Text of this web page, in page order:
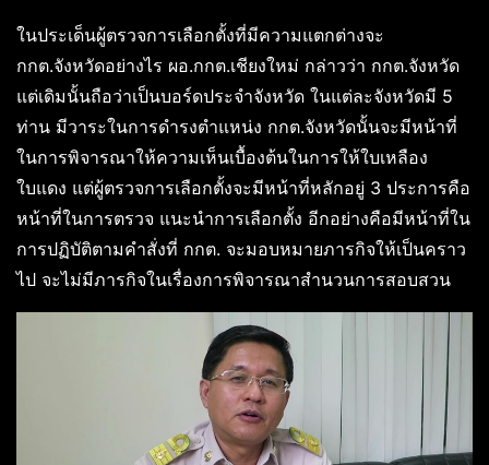
ในประเด็นผู้ตรวจการเลือกตั้งที่มีความแตกต่างจะ
กกต.จังหวัดอย่างไร ผอ.กกต.เชียงใหม่ กล่าวว่า กกต.จังหวัด
แต่เดิมนั้นถือว่าเป็นบอร์ดประจำจังหวัด ในแต่ละจังหวัดมี 5
ท่าน มีวาระในการดำรงตำแหน่ง กกต.จังหวัดนั้นจะมีหน้าที่
ในการพิจารณาให้ความเห็นเบื้องต้นในการให้ใบเหลือง
ใบแดง แต่ผู้ตรวจการเลือกตั้งจะมีหน้าที่หลักอยู่ 3 ประการคือ
หน้าที่ในการตรวจ แนะนำการเลือกตั้ง อีกอย่างคือมีหน้าที่ใน
การปฏิบัติตามคำสั่งที่ กกต. จะมอบหมายภารกิจให้เป็นคราว
ไป จะไม่มีภารกิจในเรื่องการพิจารณาสำนวนการสอบสวน